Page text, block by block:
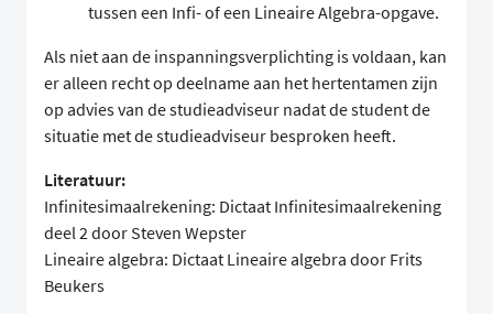
tussen een Infi- of een Lineaire Algebra-opgave.
Als niet aan de inspanningsverplichting is voldaan, kan
er alleen recht op deelname aan het hertentamen zijn
op advies van de studieadviseur nadat de student de
situatie met de studieadviseur besproken heeft.
Literatuur:
Infinitesimaalrekening: Dictaat Infinitesimaalrekening
deel 2 door Steven Wepster
Lineaire algebra: Dictaat Lineaire algebra door Frits
Beukers